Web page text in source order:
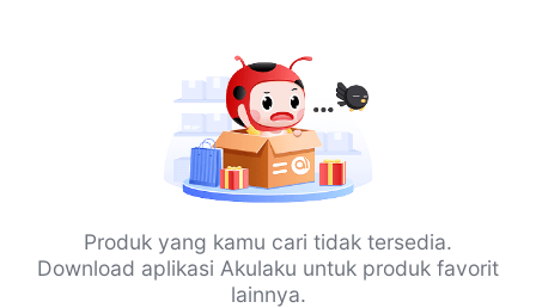
Produk yang kamu cari tidak tersedia.
Download aplikasi Akulaku untuk produk favorit
lainnya.